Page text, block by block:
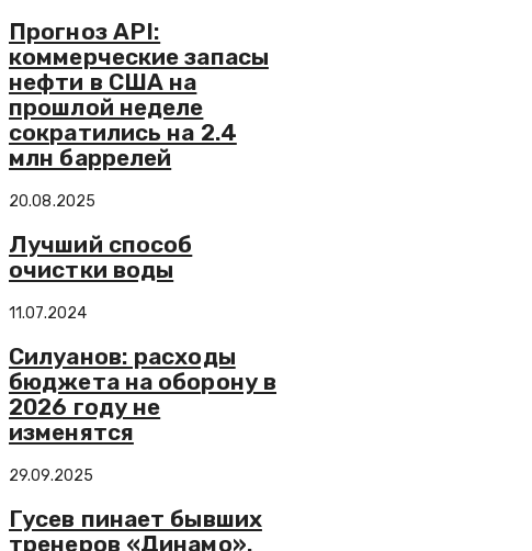
Прогноз API:
коммерческие запасы
нефти в США на
прошлой неделе
сократились на 2.4
млн баррелей
20.08.2025
Лучший способ
очистки воды
11.07.2024
Силуанов: расходы
бюджета на оборону в
2026 году не
изменятся
29.09.2025
Гусев пинает бывших
тренеров «Динамо».